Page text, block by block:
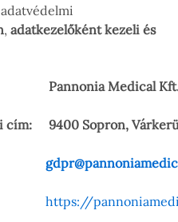
, adatkezelőként kezeli és
Pannonia Medical
cím: 9400 Sopron,
https://